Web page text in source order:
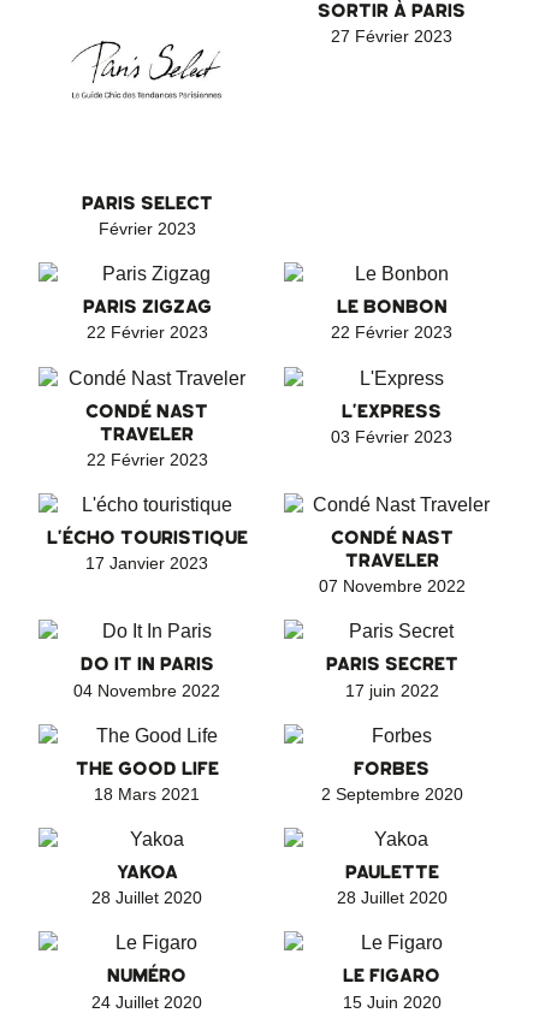
PARIS SELECT
Février 2023
SORTIR À PARIS
27 Février 2023
PARIS ZIGZAG
22 Février 2023
LE BONBON
22 Février 2023
CONDÉ NAST
TRAVELER
22 Février 2023
L'EXPRESS
03 Février 2023
L'ÉCHO TOURISTIQUE
17 Janvier 2023
CONDÉ NAST
TRAVELER
07 Novembre 2022
DO IT IN PARIS
04 Novembre 2022
PARIS SECRET
17 juin 2022
THE GOOD LIFE
18 Mars 2021
FORBES
2 Septembre 2020
YAKOA
28 Juillet 2020
PAULETTE
28 Juillet 2020
NUMÉRO
24 Juillet 2020
LE FIGARO
15 Juin 2020